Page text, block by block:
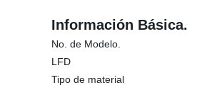
Información Básica.
No. de Modelo.
LFD
Tipo de material